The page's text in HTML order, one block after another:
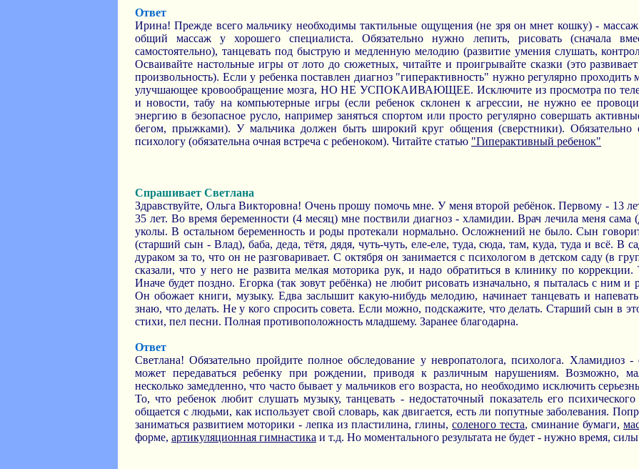
Ответ
Ирина! Прежде всего мальчику необходимы тактильные ощущения (не зря он мнет кошку) - массаж
общий массаж у хорошего специалиста. Обязательно нужно лепить, рисовать (сначала
самостоятельно), танцевать под быструю и медленную мелодию (развитие умения слушать,
Осваивайте настольные игры от лото до сюжетных, читайте и проигрывайте сказки (это
произвольность). Если у ребенка поставлен диагноз "гиперактивность" нужно регулярно проходить
улучшающее кровообращение мозга, НО НЕ УСПОКАИВАЮЩЕЕ. Исключите из просмотра по
и новости, табу на компьютерные игры (если ребенок склонен к агрессии, не нужно ее
энергию в безопасное русло, например заняться спортом или просто регулярно совершать
бегом, прыжками). У мальчика должен быть широкий круг общения (сверстники). Обязательно
психологу (обязательна очная встреча с ребеноком). Читайте статью "Гиперактивный ребенок"
Спрашивает Светлана
Здравствуйте, Ольга Викторовна! Очень прошу помочь мне. У меня второй ребёнок. Первому - 13
35 лет. Во время беременности (4 месяц) мне поствили диагноз - хламидии. Врач лечила меня сама
уколы. В остальном беременность и роды протекали нормально. Осложнений не было. Сын
(старший сын - Влад), баба, деда, тётя, дядя, чуть-чуть, еле-еле, туда, сюда, там, куда, туда и всё. В
дураком за то, что он не разговаривает. С октября он занимается с психологом в детском саду (в
сказали, что у него не развита мелкая моторика рук, и надо обратиться в клинику по коррекции.
Иначе будет поздно. Егорка (так зовут ребёнка) не любит рисовать изначально, я пыталась с ним и
Он обожает книги, музыку. Едва заслышит какую-нибудь мелодию, начинает танцевать и
знаю, что делать. Не у кого спросить совета. Если можно, подскажите, что делать. Старший сын в
стихи, пел песни. Полная противоположность младшему. Заранее благодарна.
Ответ
Светлана! Обязательно пройдите полное обследование у невропатолога, психолога. Хламидиоз -
может передаваться ребенку при рождении, приводя к различным нарушениям. Возможно,
несколько замедленно, что часто бывает у мальчиков его возраста, но необходимо исключить
То, что ребенок любит слушать музыку, танцевать - недостаточный показатель его
общается с людьми, как использует свой словарь, как двигается, есть ли попутные заболевания.
заниматься развитием моторики - лепка из пластилина, глины, соленого теста, сминание бумаги,
форме, артикуляционная гимнастика и т.д. Но моментального результата не будет - нужно время,